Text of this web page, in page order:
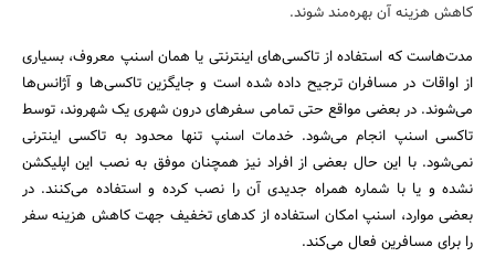
مسکن و ساختمان
کاهش هزینه آن بهره‌مند شوند.
مدت‌هاست که استفاده از تاکسی‌های اینترنتی یا همان اسنپ معروف، بسیاری
از اواقات در مسافران ترجیح داده شده است و جایگزین تاکسی‌ها و آژانس‌ها
می‌شوند‌. در بعضی مواقع حتی تمامی سفرهای درون شهری یک شهروند، توسط
تاکسی اسنپ انجام می‌شود. خدمات اسنپ تنها محدود به تاکسی اینترنی
نمی‌شود. با این حال بعضی از افراد نیز همچنان موفق به نصب این اپلیکشن
نشده و یا با شماره همراه جدیدی آن را نصب کرده و استفاده می‌کنند. در
بعضی موارد، اسنپ امکان استفاده از کدهای تخفیف جهت کاهش هزینه سفر
را برای مسافرین فعال می‌کند.